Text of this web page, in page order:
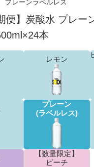
レーンラベルレス
便】炭酸水 プレー
本
レモン
プレーン
(ラベルレス)
【数量限定】
ピーチ